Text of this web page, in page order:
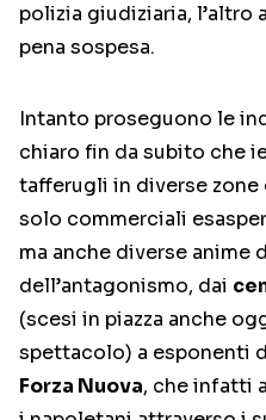
polizia giudiziaria, l’altro
pena sospesa.
Intanto proseguono le
chiaro fin da subito che
tafferugli in diverse zone
solo commerciali
ma anche diverse anime
dell’antagonismo, dai
(scesi in piazza anche
spettacolo) a esponenti
Forza Nuova, che infatti